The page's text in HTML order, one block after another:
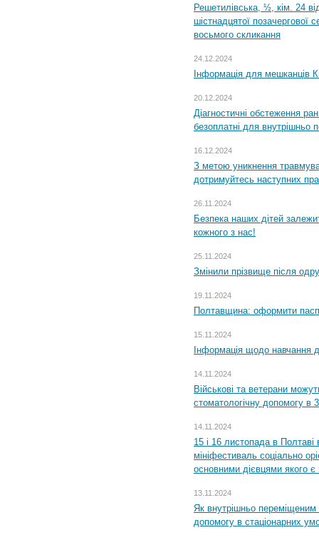
Решетилівська, ½, кім. 24
шістнадцятої позачергової
восьмого скликання
24.12.2024
Інформація для мешканців
20.12.2024
Діагностичні обстеження
безоплатні для внутрішньо
16.12.2024
З метою уникнення
дотримуйтесь наступних
26.11.2024
Безпека наших дітей
кожного з нас!
25.11.2024
Змінили прізвище після
19.11.2024
Полтавщина: оформити
15.11.2024
Інформація щодо навчання
14.11.2024
Військові та ветерани
стоматологічну допомогу в
14.11.2024
15 і 16 листопада в
мініфестиваль соціально
основними дієвцями якого є
13.11.2024
Як внутрішньо переміщеним
допомогу в стаціонарних